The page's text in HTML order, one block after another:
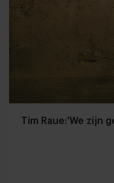
Tim Raue:'We zijn